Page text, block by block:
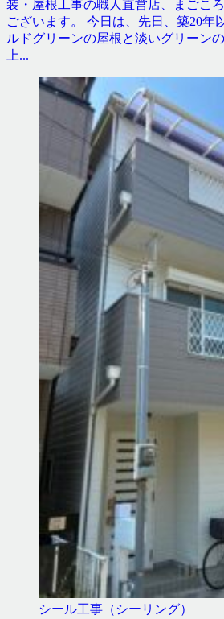
装・屋根工事の職人直営店、まごこ
ございます。 今日は、先日、築20年
ルドグリーンの屋根と淡いグリーン
上...
シール工事（シーリング）